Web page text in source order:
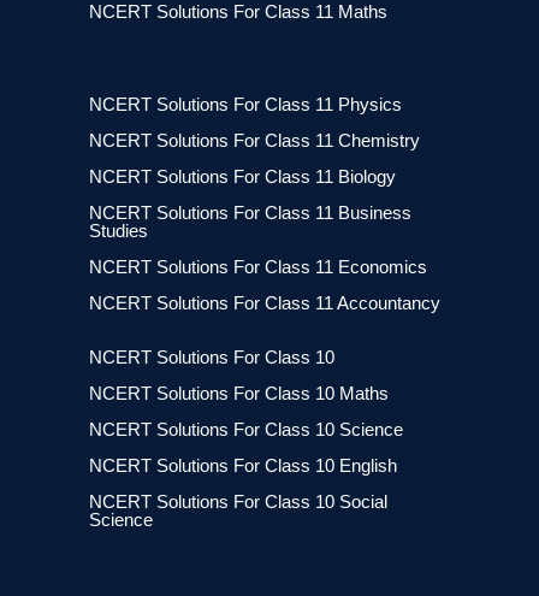
NCERT Solutions For Class 11 Maths
NCERT Solutions For Class 11 Physics
NCERT Solutions For Class 11 Chemistry
NCERT Solutions For Class 11 Biology
NCERT Solutions For Class 11 Business
Studies
NCERT Solutions For Class 11 Economics
NCERT Solutions For Class 11 Accountancy
NCERT Solutions For Class 10
NCERT Solutions For Class 10 Maths
NCERT Solutions For Class 10 Science
NCERT Solutions For Class 10 English
NCERT Solutions For Class 10 Social
Science